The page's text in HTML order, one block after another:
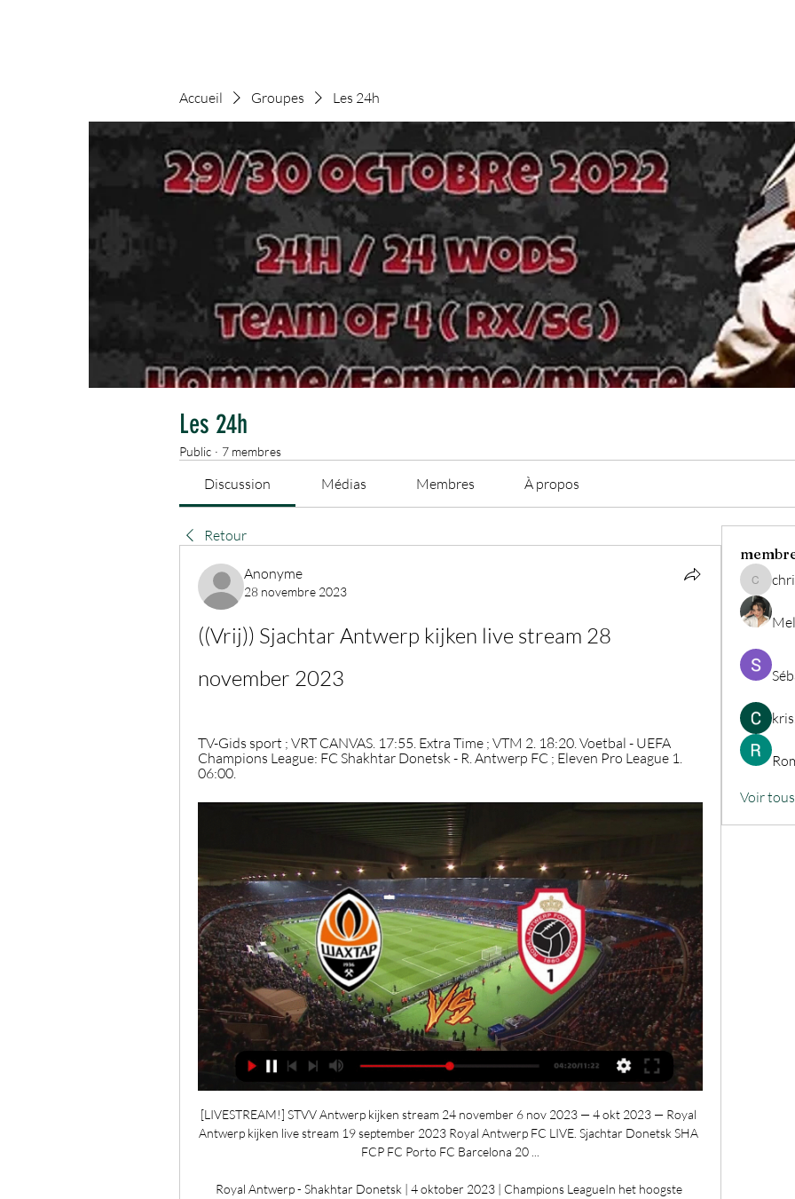
Accueil Groupes Les 24h
Les 24h
Public · 7 membres
Discussion Médias Membres À propos
Retour
Anonyme
28 novembre 2023
((Vrij)) Sjachtar Antwerp kijken live stream 28
november 2023
TV-Gids sport ; VRT CANVAS. 17:55. Extra Time ; VTM 2. 18:20. Voetbal - UEFA
Champions League: FC Shakhtar Donetsk - R. Antwerp FC ; Eleven Pro League 1.
06:00.
[LIVESTREAM!] STVV Antwerp kijken stream 24 november 6 nov 2023 — 4 okt 2023 — Royal
Antwerp kijken live stream 19 september 2023 Royal Antwerp FC LIVE. Sjachtar Donetsk SHA
FCP FC Porto FC Barcelona 20 ...
Royal Antwerp - Shakhtar Donetsk | 4 oktober 2023 | Champions LeagueIn het hoogste
Voir